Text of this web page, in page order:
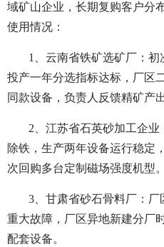
域矿山企业，长期复购客户分
使用情况：
1、云南省铁矿选矿厂：初
投产一年分选指标达标，厂区
同款设备，负责人反馈精矿产
2、江苏省石英砂加工企
除铁，生产两年设备运行稳定
次回购多台定制磁场强度机型。
3、甘肃省砂石骨料厂：
重大故障，厂区异地新建分厂
配套设备。